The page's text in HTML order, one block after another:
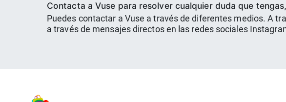
Contacta a Vuse para resolver cualquier duda que
Puedes contactar a Vuse a través de diferentes medios. A
a través de mensajes directos en las redes sociales